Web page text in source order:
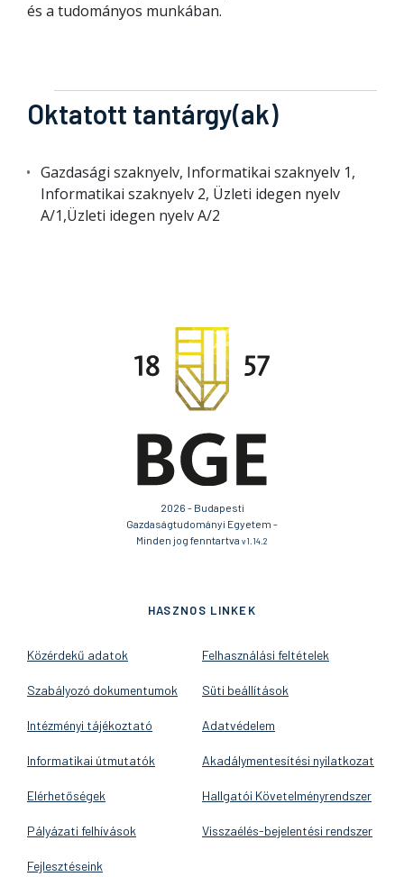
és a tudományos munkában.
Oktatott tantárgy(ak)
Gazdasági szaknyelv, Informatikai szaknyelv 1,
Informatikai szaknyelv 2, Üzleti idegen nyelv
A/1,Üzleti idegen nyelv A/2
2026 - Budapesti
Gazdaságtudományi Egyetem -
Minden jog fenntartva v1.14.2
HASZNOS LINKEK
Közérdekű adatok
Szabályozó dokumentumok
Intézményi tájékoztató
Informatikai útmutatók
Elérhetőségek
Pályázati felhívások
Fejlesztéseink
Felhasználási feltételek
Süti beállítások
Adatvédelem
Akadálymentesítési nyilatkozat
Hallgatói Követelményrendszer
Visszaélés-bejelentési rendszer